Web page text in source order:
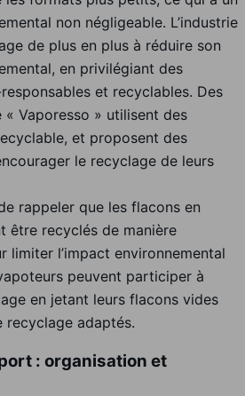
non négligeable. L’industrie
de plus en plus à réduire son
en privilégiant des
et recyclables. Des
« Vaporesso » utilisent des
et proposent des
le recyclage de leurs
rappeler que les flacons en
être recyclés de manière
limiter l’impact environnemental
peuvent participer à
en jetant leurs flacons vides
recyclage adaptés.
: organisation et